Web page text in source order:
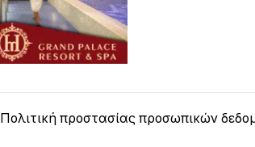
Πολιτική προστασίας προσωπικών